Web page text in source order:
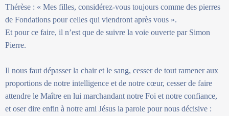
Thérèse : « Mes filles, considérez-vous toujours comme des pierres
de Fondations pour celles qui viendront après vous ».
Et pour ce faire, il n’est que de suivre la voie ouverte par Simon
Pierre.
Il nous faut dépasser la chair et le sang, cesser de tout ramener aux
proportions de notre intelligence et de notre cœur, cesser de faire
attendre le Maître en lui marchandant notre Foi et notre confiance,
et oser dire enfin à notre ami Jésus la parole pour nous décisive :